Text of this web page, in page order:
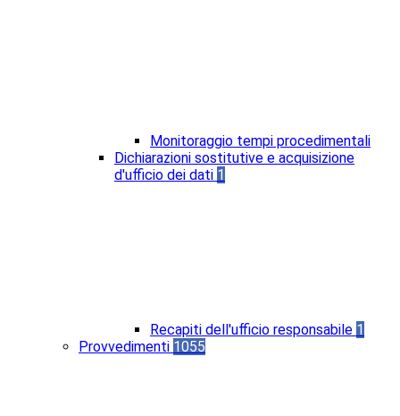
Monitoraggio tempi procedimentali
Dichiarazioni sostitutive e acquisizione
d'ufficio dei dati 1
Recapiti dell'ufficio responsabile 1
Provvedimenti 1055